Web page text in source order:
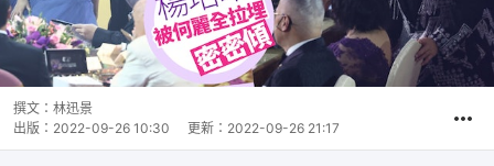
撰文： 林迅景
出版： 2022-09-26 10:30 更新： 2022-09-26 21:17